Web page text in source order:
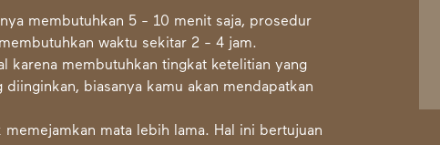
membutuhkan 5 - 10 menit saja, prosedur
waktu sekitar 2 - 4 jam.
karena membutuhkan tingkat ketelitian yang
biasanya kamu akan mendapatkan
mata lebih lama. Hal ini bertujuan